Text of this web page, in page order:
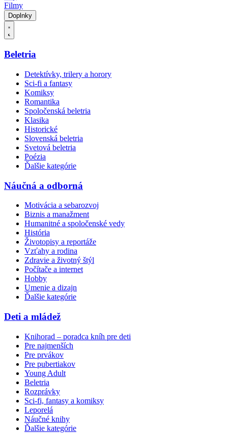
Filmy
Doplnky
Beletria
Detektívky, trilery a horory
Sci-fi a fantasy
Komiksy
Romantika
Spoločenská beletria
Klasika
Historické
Slovenská beletria
Svetová beletria
Poézia
Ďalšie kategórie
Náučná a odborná
Motivácia a sebarozvoj
Biznis a manažment
Humanitné a spoločenské vedy
História
Životopisy a reportáže
Vzťahy a rodina
Zdravie a životný štýl
Počítače a internet
Hobby
Umenie a dizajn
Ďalšie kategórie
Deti a mládež
Knihorad – poradca kníh pre deti
Pre najmenších
Pre prvákov
Pre pubertiakov
Young Adult
Beletria
Rozprávky
Sci-fi, fantasy a komiksy
Leporelá
Náučné knihy
Ďalšie kategórie